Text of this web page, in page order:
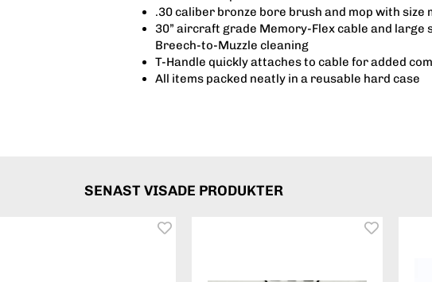
.30 caliber bronze bore brush and mop with size
30” aircraft grade Memory-Flex cable and
Breech-to-Muzzle cleaning
T-Handle quickly attaches to cable for added
All items packed neatly in a reusable hard case
SENAST VISADE PRODUKTER